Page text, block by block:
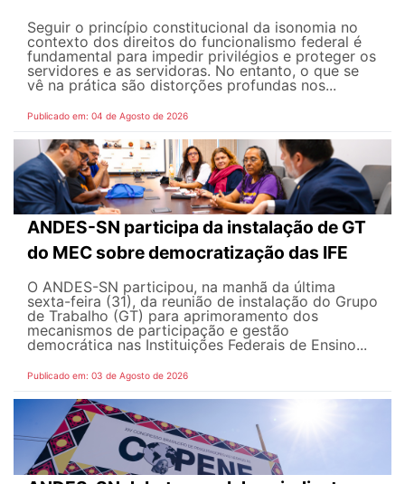
Seguir o princípio constitucional da isonomia no
contexto dos direitos do funcionalismo federal é
fundamental para impedir privilégios e proteger os
servidores e as servidoras. No entanto, o que se
vê na prática são distorções profundas nos...
Publicado em: 04 de Agosto de 2026
ANDES-SN participa da instalação de GT
do MEC sobre democratização das IFE
O ANDES-SN participou, na manhã da última
sexta-feira (31), da reunião de instalação do Grupo
de Trabalho (GT) para aprimoramento dos
mecanismos de participação e gestão
democrática nas Instituições Federais de Ensino...
Publicado em: 03 de Agosto de 2026